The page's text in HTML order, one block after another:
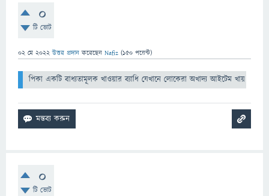
0
টি ভোট
02 মে 2022 উত্তর প্রদান করেছেন Nafiz (150 পয়েন্ট)
পিকা একটি বাধ্যতামূলক খাওয়ার ব্যাধি যেখানে লোকেরা অখাদ্য আইটেম খায়।
0
টি ভোট